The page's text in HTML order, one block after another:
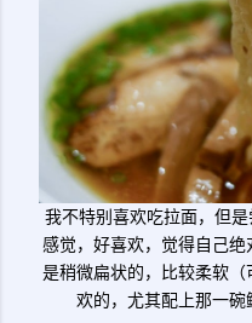
我不特别喜欢吃拉面，但
感觉，好喜欢，觉得自己
是稍微扁状的，比较柔软
欢的，尤其配上那一碗